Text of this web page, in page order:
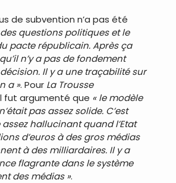
de subvention n’a pas été
des questions politiques et le
pacte républicain. Après ça
n’y a pas de fondement
Il y a une traçabilité sur
a ». Pour La Trousse
fut argumenté que « le modèle
pas assez solide. C’est
hallucinant quand l’Etat
d’euros à des gros médias
à des milliardaires. Il y a
flagrante dans le système
des médias ».